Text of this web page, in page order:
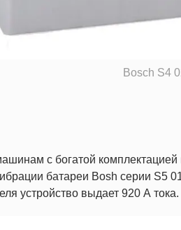
Bosch S4
с богатой
батареи Bosh серии S5
устройство выдает 920 А тока.